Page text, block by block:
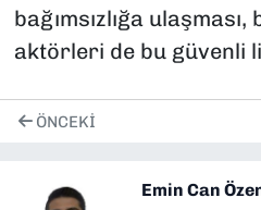
bağımsızlığa
aktörleri de bu güvenli
ÖNCEKI
Emin Can